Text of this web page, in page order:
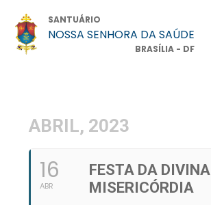
SANTUÁRIO
NOSSA SENHORA DA SAÚDE
BRASÍLIA - DF
ABRIL, 2023
16
ABR
FESTA DA DIVINA
MISERICÓRDIA